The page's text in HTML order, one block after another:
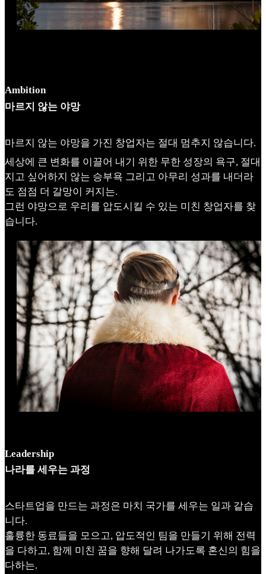
Ambition
마르지 않는 야망
마르지 않는 야망을 가진 창업자는 절대 멈추지 않습니다.
세상에 큰 변화를 이끌어 내기 위한 무한 성장의 욕구, 절대
지고 싶어하지 않는 승부욕 그리고 아무리 성과를 내더라
도 점점 더 갈망이 커지는.
그런 야망으로 우리를 압도시킬 수 있는 미친 창업자를 찾
습니다.
Leadership
나라를 세우는 과정
스타트업을 만드는 과정은 마치 국가를 세우는 일과 같습
니다.
훌륭한 동료들을 모으고, 압도적인 팀을 만들기 위해 전력
을 다하고, 함께 미친 꿈을 향해 달려 나가도록 혼신의 힘을
다하는.